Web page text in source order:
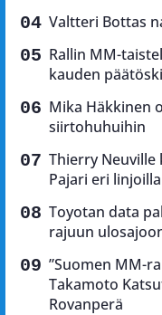
Valtteri Bottas
Rallin MM-
kauden
Mika Häkkinen
siirtohuhuihin
Thierry Neuville
Pajari eri linjoilla
Toyotan data
rajuun
”Suomen MM-
Takamoto
Rovanperä